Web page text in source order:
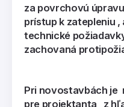
za povrchovú
prístup k zatepleniu
technické
zachovaná
Pri novostavbách je
pre projektanta z